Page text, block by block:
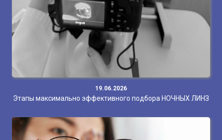
19.06.2026
Этапы максимально эффективного подбора НОЧНЫХ ЛИНЗ